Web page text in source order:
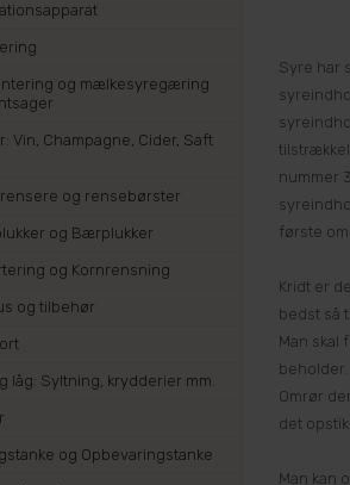
Syre har
nummer
første
Kridt er
bedst så
Man skal
Omrør
det
Man kan
og mælkesyregæring
Vin, Champagne, Cider, Saft
og rensebørster
og Bærplukker
og Kornrensning
og tilbehør
låg: Syltning, krydderier mm.
og Opbevaringstanke